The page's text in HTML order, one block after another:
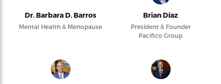
Dr. Barbara D. Barros
Mental Health & Menopause
Brian Díaz
President & Founder
Pacifico Group